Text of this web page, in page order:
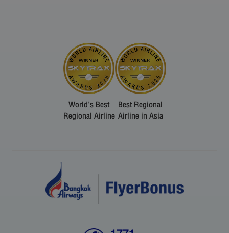
World's Best
Regional Airline
Best Regional
Airline in Asia